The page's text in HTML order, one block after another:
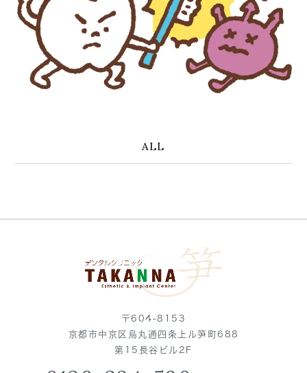
ALL
〒604-8153
京都市中京区烏丸通四条上ル笋町688
第15長谷ビル2F